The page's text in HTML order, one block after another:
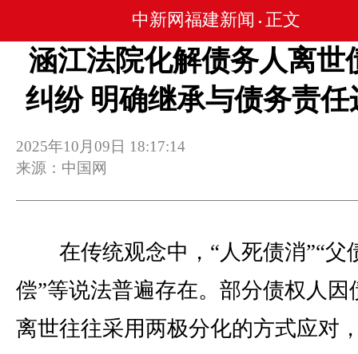
中新网福建新闻 • 正文
涵江法院化解债务人离世
纠纷 明确继承与债务责任
2025年10月09日 18:17:14
来源：中国网
在传统观念中，“人死债消”“父
偿”等说法普遍存在。部分债权人因
离世往往采用两极分化的方式应对